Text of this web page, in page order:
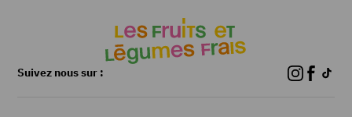
Suivez nous sur :